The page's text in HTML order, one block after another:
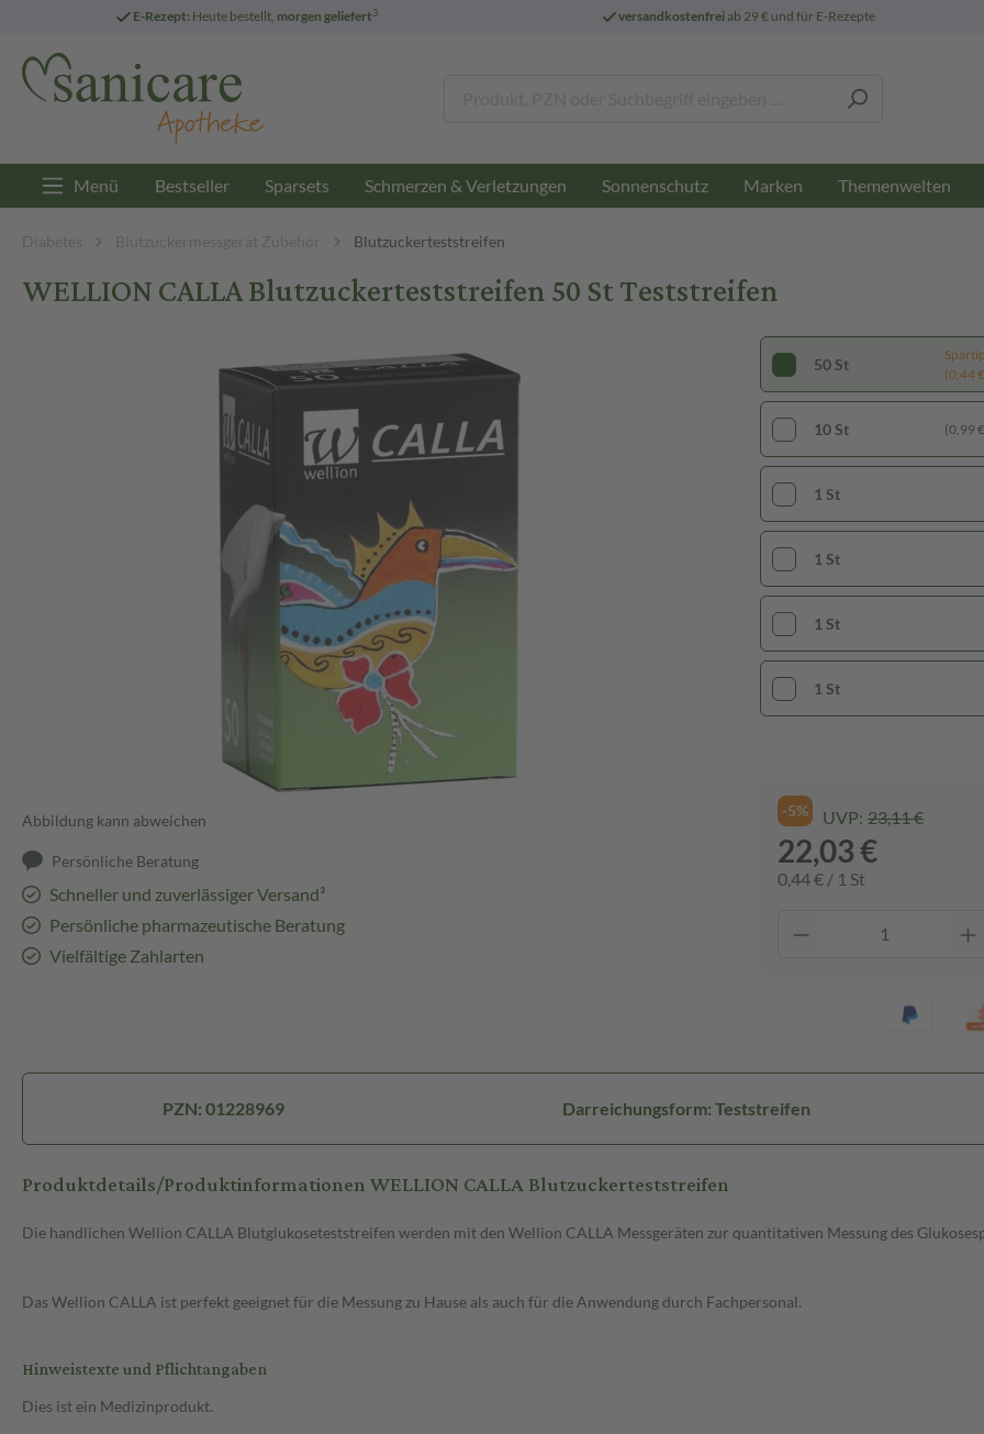
E-Rezept: Heute bestellt, morgen geliefert3 versandkostenfreiab 29 € und für E-Rezepte
Menü Bestseller Sparsets Schmerzen & Verletzungen Sonnenschutz Marken Themenwelten
Diabetes Blutzuckermessgerät Zubehör Blutzuckerteststreifen
WELLION CALLA Blutzuckerteststreifen 50 St Teststreifen
Abbildung kann abweichen
Persönliche Beratung
Schneller und zuverlässiger Versand³
Persönliche pharmazeutische Beratung
Vielfältige Zahlarten
50 St
(0,44
10 St (0,99
1 St
1 St
1 St
1 St
-5% UVP: 23,11 €
22,03 €
0,44 € / 1 St
PZN: 01228969 Darreichungsform: Teststreifen
Produktdetails/Produktinformationen WELLION CALLA Blutzuckerteststreifen
Die handlichen Wellion CALLA Blutglukoseteststreifen werden mit den Wellion CALLA Messgeräten zur quantitativen Messung des
Das Wellion CALLA ist perfekt geeignet für die Messung zu Hause als auch für die Anwendung durch Fachpersonal.
Hinweistexte und Pflichtangaben
Dies ist ein Medizinprodukt.